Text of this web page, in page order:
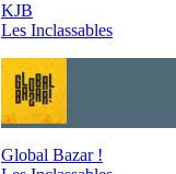
KJB
Les Inclassables
Global Bazar !